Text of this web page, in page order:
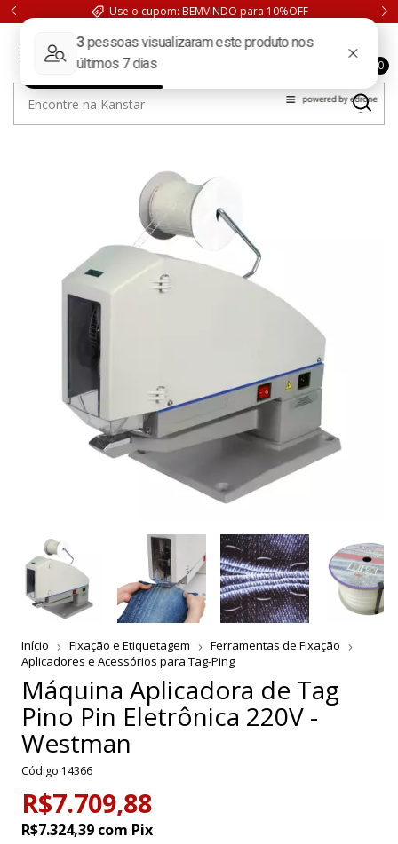
Use o cupom: BEMVINDO para 10%OFF
0
Início Fixação e Etiquetagem
Ferramentas de Fixação
Aplicadores e Acessórios para Tag-Ping
Máquina Aplicadora de Tag
Pino Pin Eletrônica 220V -
Westman
Código 14366
R$7.709,88
R$7.324,39 com Pix